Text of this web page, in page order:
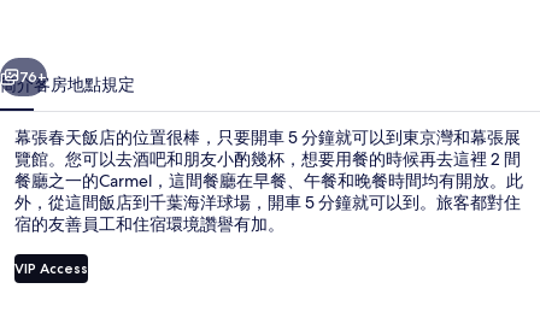
相
片
集
個 下一個
76+
簡介客房地點規定
幕張春天飯店的位置很棒，只要開車 5 分鐘就可以到東京灣和幕張展
覽館。您可以去酒吧和朋友小酌幾杯，想要用餐的時候再去這裡 2 間
餐廳之一的Carmel，這間餐廳在早餐、午餐和晚餐時間均有開放。此
外，從這間飯店到千葉海洋球場，開車 5 分鐘就可以到。旅客都對住
宿的友善員工和住宿環境讚譽有加。
VIP Access